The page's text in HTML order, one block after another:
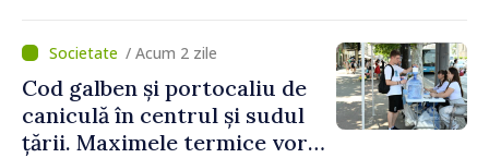
/ Acum 2 zile
Cod galben și portocaliu de
caniculă în centrul și sudul
țării. Maximele termice vor